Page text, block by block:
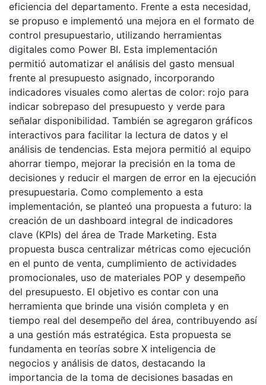
eficiencia del departamento. Frente a esta necesidad,
se propuso e implementó una mejora en el formato de
control presupuestario, utilizando herramientas
digitales como Power BI. Esta implementación
permitió automatizar el análisis del gasto mensual
frente al presupuesto asignado, incorporando
indicadores visuales como alertas de color: rojo para
indicar sobrepaso del presupuesto y verde para
señalar disponibilidad. También se agregaron gráficos
interactivos para facilitar la lectura de datos y el
análisis de tendencias. Esta mejora permitió al equipo
ahorrar tiempo, mejorar la precisión en la toma de
decisiones y reducir el margen de error en la ejecución
presupuestaria. Como complemento a esta
implementación, se planteó una propuesta a futuro: la
creación de un dashboard integral de indicadores
clave (KPIs) del área de Trade Marketing. Esta
propuesta busca centralizar métricas como ejecución
en el punto de venta, cumplimiento de actividades
promocionales, uso de materiales POP y desempeño
del presupuesto. El objetivo es contar con una
herramienta que brinde una visión completa y en
tiempo real del desempeño del área, contribuyendo así
a una gestión más estratégica. Esta propuesta se
fundamenta en teorías sobre X inteligencia de
negocios y análisis de datos, destacando la
importancia de la toma de decisiones basadas en